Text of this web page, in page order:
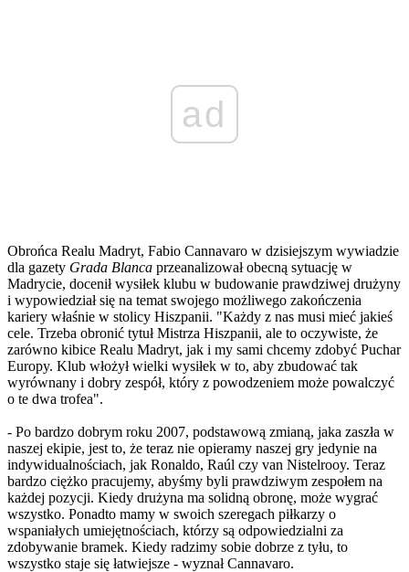
ad
Obrońca Realu Madryt, Fabio Cannavaro w dzisiejszym wywiadzie
dla gazety Grada Blanca przeanalizował obecną sytuację w
Madrycie, docenił wysiłek klubu w budowanie prawdziwej drużyny
i wypowiedział się na temat swojego możliwego zakończenia
kariery właśnie w stolicy Hiszpanii. "Każdy z nas musi mieć jakieś
cele. Trzeba obronić tytuł Mistrza Hiszpanii, ale to oczywiste, że
zarówno kibice Realu Madryt, jak i my sami chcemy zdobyć Puchar
Europy. Klub włożył wielki wysiłek w to, aby zbudować tak
wyrównany i dobry zespół, który z powodzeniem może powalczyć
o te dwa trofea".
- Po bardzo dobrym roku 2007, podstawową zmianą, jaka zaszła w
naszej ekipie, jest to, że teraz nie opieramy naszej gry jedynie na
indywidualnościach, jak Ronaldo, Raúl czy van Nistelrooy. Teraz
bardzo ciężko pracujemy, abyśmy byli prawdziwym zespołem na
każdej pozycji. Kiedy drużyna ma solidną obronę, może wygrać
wszystko. Ponadto mamy w swoich szeregach piłkarzy o
wspaniałych umiejętnościach, którzy są odpowiedzialni za
zdobywanie bramek. Kiedy radzimy sobie dobrze z tyłu, to
wszystko staje się łatwiejsze - wyznał Cannavaro.